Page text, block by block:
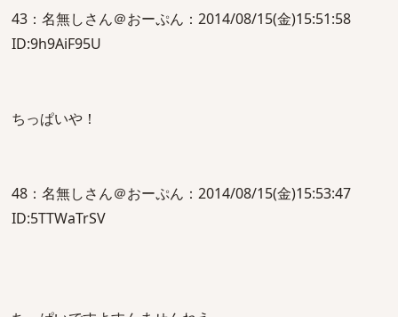
43：名無しさん＠おーぷん：2014/08/15(金)15:51:58
ID:9h9AiF95U
ちっぱいや！
48：名無しさん＠おーぷん：2014/08/15(金)15:53:47
ID:5TTWaTrSV